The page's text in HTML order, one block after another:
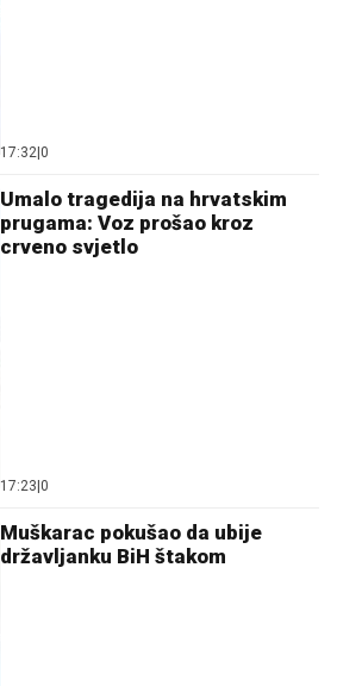
17:32|0
Umalo tragedija na hrvatskim
prugama: Voz prošao kroz
crveno svjetlo
17:23|0
Muškarac pokušao da ubije
državljanku BiH štakom